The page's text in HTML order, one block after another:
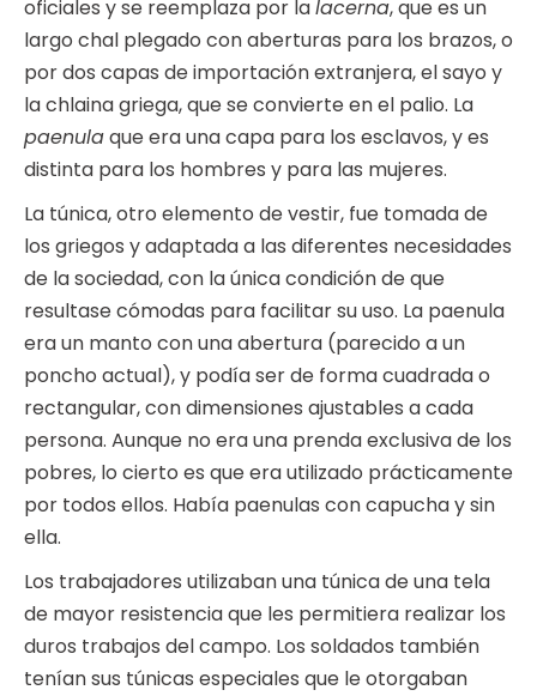
oficiales y se reemplaza por lalacerna, que es un
largo chal plegado con aberturas para los brazos, o
por dos capas de importación extranjera, el sayo y
la chlaina griega, que se convierte en el palio. La
paenulaque era una capa para los esclavos, y es
distinta para los hombres y para las mujeres.
La túnica, otro elemento de vestir, fue tomada de
los griegos y adaptada a las diferentes necesidades
de la sociedad, con la única condición de que
resultase cómodas para facilitar su uso. La paenula
era un manto con una abertura (parecido a un
poncho actual), y podía ser de forma cuadrada o
rectangular, con dimensiones ajustables a cada
persona. Aunque no era una prenda exclusiva de los
pobres, lo cierto es que era utilizado prácticamente
por todos ellos. Había paenulas con capucha y sin
ella.
Los trabajadores utilizaban una túnica de una tela
de mayor resistencia que les permitiera realizar los
duros trabajos del campo. Los soldados también
tenían sus túnicas especiales que le otorgaban